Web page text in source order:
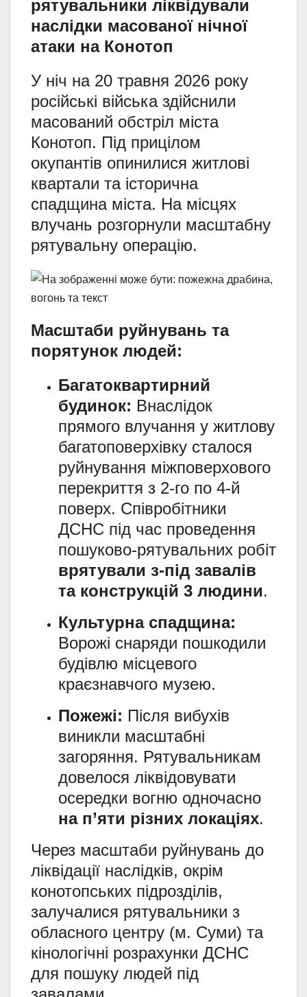
рятувальники ліквідували
наслідки масованої нічної
атаки на Конотоп
У ніч на 20 травня 2026 року
російські війська здійснили
масований обстріл міста
Конотоп. Під прицілом
окупантів опинилися житлові
квартали та історична
спадщина міста. На місцях
влучань розгорнули масштабну
рятувальну операцію.
Масштаби руйнувань та
порятунок людей:
Багатоквартирний
будинок: Внаслідок
прямого влучання у житлову
багатоповерхівку сталося
руйнування міжповерхового
перекриття з 2-го по 4-й
поверх. Співробітники
ДСНС під час проведення
пошуково-рятувальних робіт
врятували з-під завалів
та конструкцій 3 людини.
Культурна спадщина:
Ворожі снаряди пошкодили
будівлю місцевого
краєзнавчого музею.
Пожежі: Після вибухів
виникли масштабні
загоряння. Рятувальникам
довелося ліквідовувати
осередки вогню одночасно
на п’яти різних локаціях.
Через масштаби руйнувань до
ліквідації наслідків, окрім
конотопських підрозділів,
залучалися рятувальники з
обласного центру (м. Суми) та
кінологічні розрахунки ДСНС
для пошуку людей під